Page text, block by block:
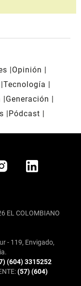
Opinión
Tecnología
Generación
Pódcast
EL COLOMBIANO
- 119, Envigado,
(604) 3315252
(57) (604)